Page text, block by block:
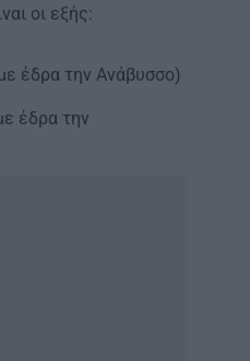
οι εξής:
έδρα την Ανάβυσσο)
έδρα την